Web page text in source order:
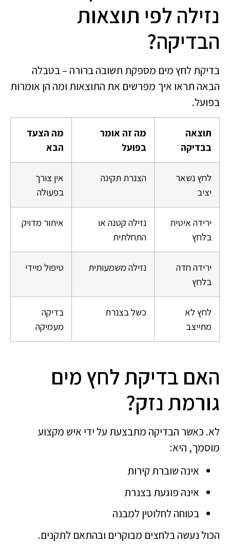
נזילה לפי תוצאות
הבדיקה?
בדיקת לחץ מים מספקת תשובה ברורה – בטבלה
הבאה תראו איך מפרשים את התוצאות ומה הן אומרות
בפועל.
תוצאה
בבדיקה
מה זה אומר
בפועל
מה הצעד
הבא
לחץ נשאר
יציב
הצנרת תקינה
אין צורך
בפעולה
ירידה איטית
בלחץ
נזילה קטנה או
התחלתית
איתור מדויק
ירידה חדה
בלחץ
נזילה משמעותית טיפול מיידי
לחץ לא
מתייצב
כשל בצנרת
בדיקה
מעמיקה
האם בדיקת לחץ מים
גורמת נזק?
לא. כאשר הבדיקה מתבצעת על ידי איש מקצוע
מוסמך, היא:
אינה שוברת קירות
אינה פוגעת בצנרת
בטוחה לחלוטין למבנה
הכול נעשה בלחצים מבוקרים ובהתאם לתקנים.